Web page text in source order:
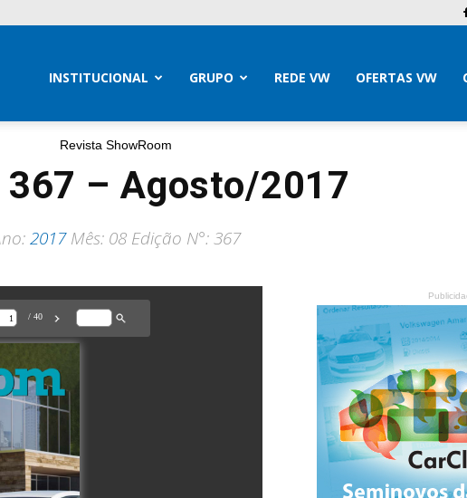
INSTITUCIONAL GRUPO REDE VW OFERTAS VW
Revista ShowRoom
367 – Agosto/2017
2017Mês: 08 Edição N°: 367